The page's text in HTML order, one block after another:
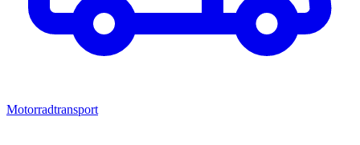
Motorradtransport